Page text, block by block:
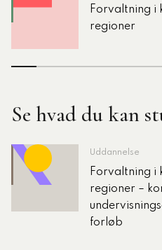
Forvaltning i
regioner
Se hvad du kan
Uddannelse
Forvaltning i
regioner –
forløb